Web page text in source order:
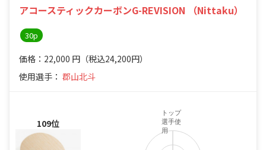
アコースティックカーボンG-REVISION （Nittaku）
30p
価格：22,000 円 （税込24,200円）
使用選手： 郡山北斗
109位
トップ
選手使
用